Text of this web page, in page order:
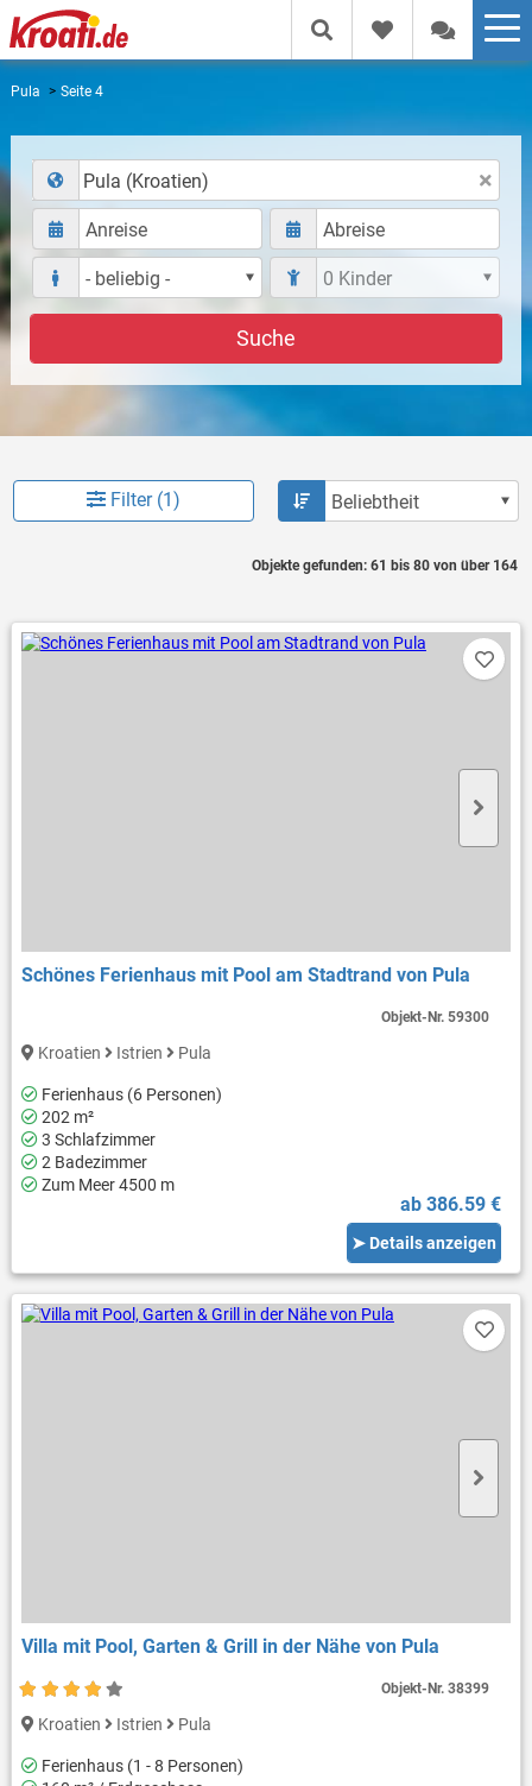
Pula Seite 4
Pula (Kroatien)
Suche
Filter (1)
Objekte gefunden: 61 bis 80 von über 164
Schönes Ferienhaus mit Pool am Stadtrand von Pula
Kroatien Istrien Pula
Ferienhaus (6 Personen)
202 m²
3 Schlafzimmer
2 Badezimmer
Zum Meer 4500 m
ab 386.59 €
➤ Details anzeigen
Objekt-Nr.59300
Villa mit Pool, Garten & Grill in der Nähe von Pula
Kroatien Istrien Pula
Ferienhaus (1 - 8 Personen)
Objekt-Nr.38399